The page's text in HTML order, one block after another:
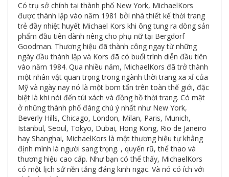
Có trụ sở chính tại thành phố New York, MichaelKors
được thành lập vào năm 1981 bởi nhà thiết kế thời trang
trẻ đầy nhiệt huyết Michael Kors khi ông tung ra dòng sản
phẩm đầu tiên dành riêng cho phụ nữ tại Bergdorf
Goodman. Thương hiệu đã thành công ngay từ những
ngày đầu thành lập và Kors đã có buổi trình diễn đầu tiên
vào năm 1984. Qua nhiều năm, MichaelKors đã trở thành
một nhân vật quan trọng trong ngành thời trang xa xỉ của
Mỹ và ngày nay nó là một bom tấn trên toàn thế giới, đặc
biệt là khi nói đến túi xách và đồng hồ thời trang. Có mặt
ở những thành phố đáng chú ý nhất như New York,
Beverly Hills, Chicago, London, Milan, Paris, Munich,
Istanbul, Seoul, Tokyo, Dubai, Hong Kong, Rio de Janeiro
hay Shanghai, MichaelKors là một thương hiệu tự khẳng
định mình là người sang trọng. , quyến rũ, thể thao và
thương hiệu cao cấp. Như bạn có thể thấy, MichaelKors
có một lịch sử nền tảng đáng kinh ngạc. Và nó có ích với